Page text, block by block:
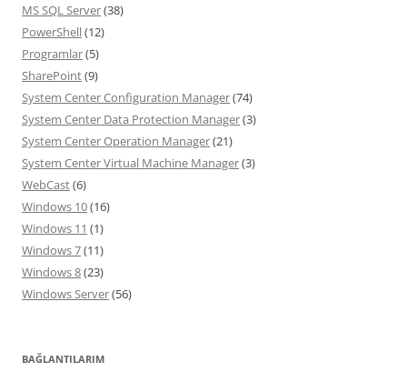
MS SQL Server(38)
PowerShell(12)
Programlar(5)
SharePoint(9)
System Center Configuration Manager(74)
System Center Data Protection Manager(3)
System Center Operation Manager(21)
System Center Virtual Machine Manager(3)
WebCast(6)
Windows 10(16)
Windows 11 (1)
Windows 7(11)
Windows 8(23)
Windows Server(56)
BAĞLANTILARIM